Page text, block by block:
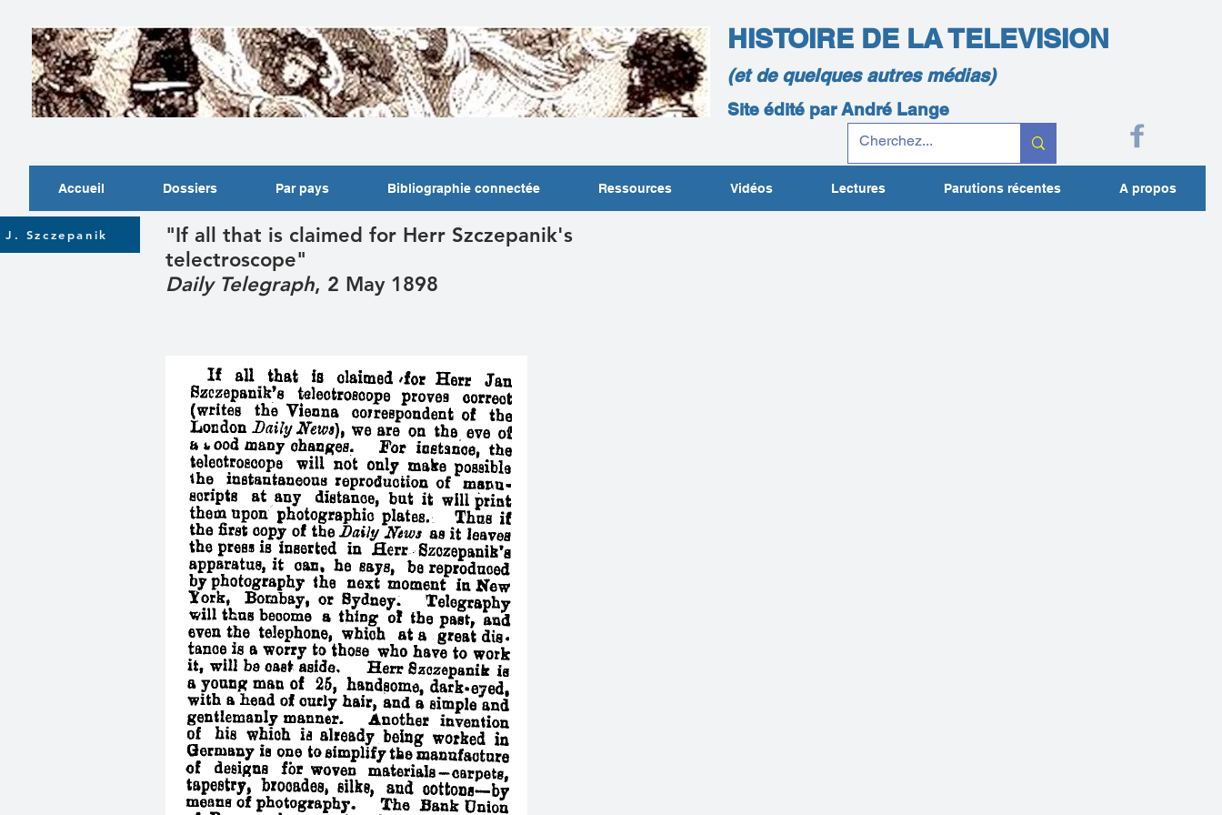
HISTOIRE DE LA TELEVISION
(et de quelques autres médias)
Site édité par André Lange
Accueil Dossiers Par pays Bibliographie connectée Ressources Vidéos Lectures Parutions récentes A propos
J. Szczepanik
"If all that is claimed for Herr Szczepanik's
telectroscope"
Daily Telegraph, 2 May 1898